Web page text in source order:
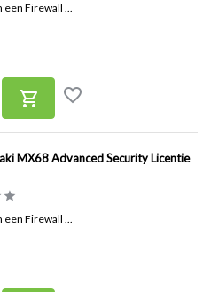
een Firewall ...
MX68 Advanced Security Licentie
een Firewall ...